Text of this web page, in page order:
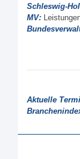
Schleswig-
MV:
Aktuelle